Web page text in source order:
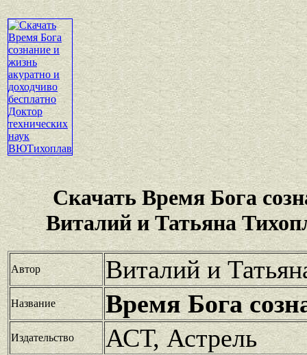
Скачать Время Бога
Виталий и Татьяна
Автор Виталий и
Название Время Бога
Издательство АСТ, Астрель